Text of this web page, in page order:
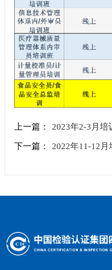
上一篇：
2023年2-3月培
下一篇：
2022年11-12月